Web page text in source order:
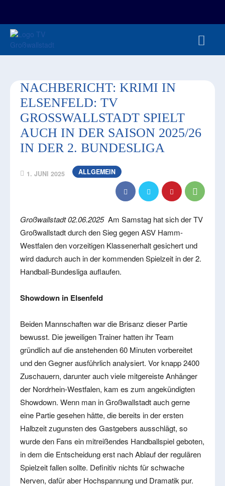
NACHBERICHT: KRIMI IN
ELSENFELD: TV
GROSSWALLSTADT SPIELT A
UCH IN DER SAISON 2025/26 I
N DER 2. BUNDESLIGA
1. JUNI 2025 ALLGEMEIN
Großwallstadt 02.06.2025 Am Samstag hat sich der TV
Großwallstadt durch den Sieg gegen ASV Hamm-
Westfalen den vorzeitigen Klassenerhalt gesichert und
wird dadurch auch in der kommenden Spielzeit in der 2.
Handball-Bundesliga auflaufen.
Showdown in Elsenfeld
Beiden Mannschaften war die Brisanz dieser Partie
bewusst. Die jeweiligen Trainer hatten ihr Team
gründlich auf die anstehenden 60 Minuten vorbereitet
und den Gegner ausführlich analysiert. Vor knapp 2400
Zuschauern, darunter auch viele mitgereiste Anhänger
der Nordrhein-Westfalen, kam es zum angekündigten
Showdown. Wenn man in Großwallstadt auch gerne
eine Partie gesehen hätte, die bereits in der ersten
Halbzeit zugunsten des Gastgebers ausschlägt, so
wurde den Fans ein mitreißendes Handballspiel geboten,
in dem die Entscheidung erst nach Ablauf der regulären
Spielzeit fallen sollte. Definitiv nichts für schwache
Nerven, dafür aber Hochspannung und Dramatik pur.